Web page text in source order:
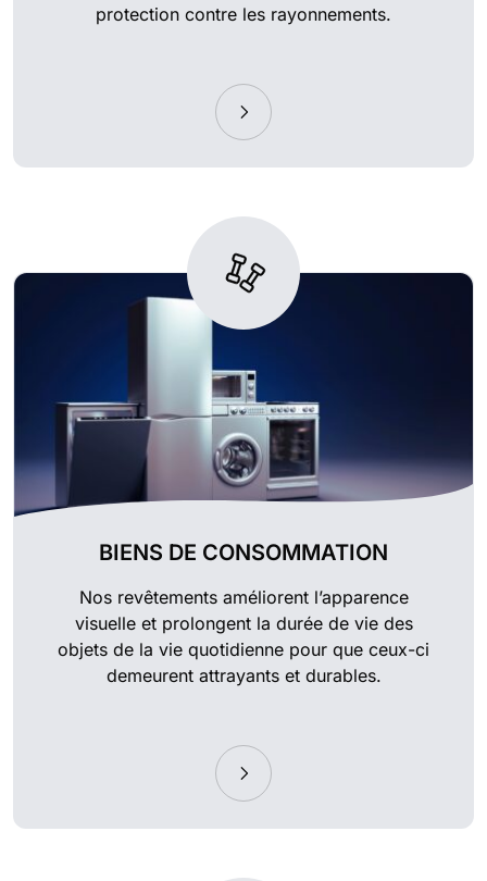
protection contre les rayonnements.
BIENS DE CONSOMMATION
Nos revêtements améliorent l’apparence
visuelle et prolongent la durée de vie des
objets de la vie quotidienne pour que ceux-ci
demeurent attrayants et durables.